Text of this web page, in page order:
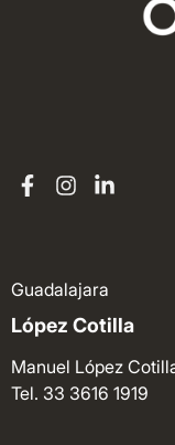
Guadalajara
López Cotilla
Manuel López
Tel. 33 3616 1919